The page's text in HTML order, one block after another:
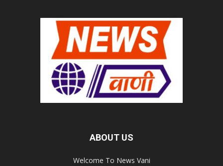
ABOUT US
Welcome To News Vani